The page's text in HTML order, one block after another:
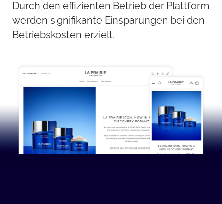
Durch den effizienten Betrieb der Plattform
werden signifikante Einsparungen bei den
Betriebskosten erzielt.